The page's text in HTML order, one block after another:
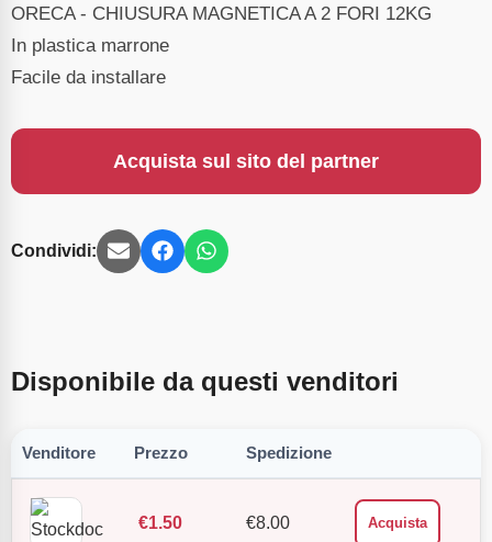
ORECA - CHIUSURA MAGNETICA A 2 FORI 12KG
In plastica marrone
Facile da installare
Acquista sul sito del partner
Condividi:
Disponibile da questi venditori
Venditore Prezzo Spedizione
€1.50 €8.00 Acquista